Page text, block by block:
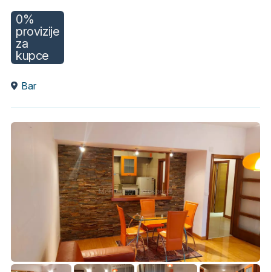
0%
provizije
za
kupce
Bar